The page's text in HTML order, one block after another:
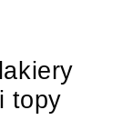
topy